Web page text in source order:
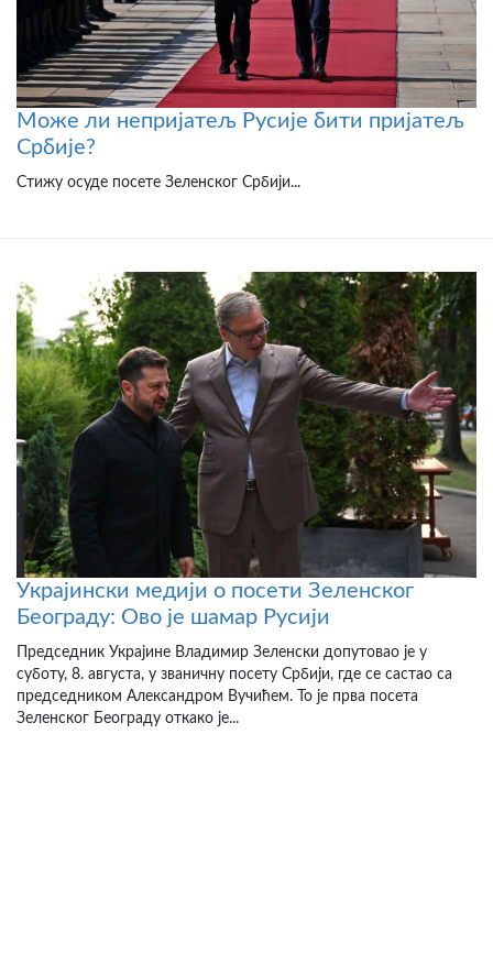
Може ли непријатељ Русије бити пријатељ
Србије?
Стижу осуде посете Зеленског Србији...
Украјински медији о посети Зеленског
Београду: Ово је шамар Русији
Председник Украјине Владимир Зеленски допутовао је у
суботу, 8. августа, у званичну посету Србији, где се састао са
председником Александром Вучићем. То је прва посета
Зеленског Београду откако је...